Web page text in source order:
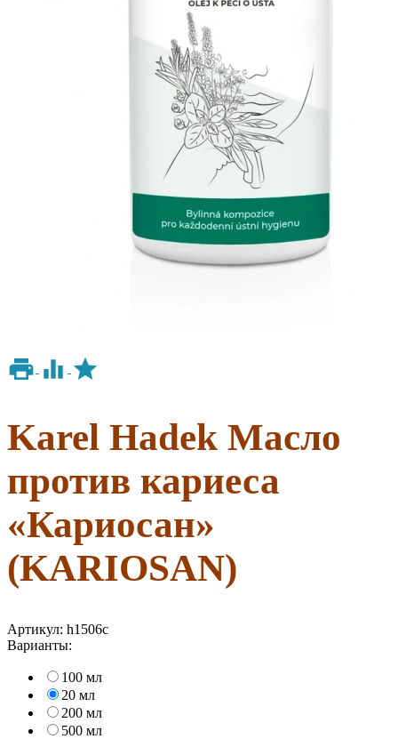
Karel Hadek Масло
против кариеса
«Кариосан»
(KARIOSAN)
Артикул: h1506c
Варианты:
100 мл
20 мл
200 мл
500 мл